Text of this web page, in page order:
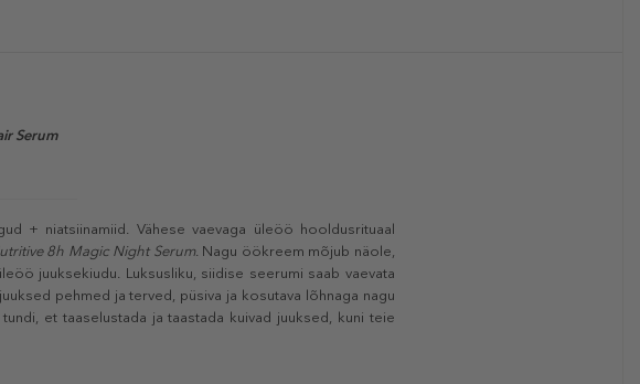
Serum
+ niatsiinamiid. Vähese vaevaga üleöö hooldusrituaal
8h Magic Night Serum. Nagu öökreem mõjub näole,
juuksekiudu. Luksusliku, siidise seerumi saab vaevata
pehmed ja terved, püsiva ja kosutava lõhnaga nagu
et taaselustada ja taastada kuivad juuksed, kuni teie